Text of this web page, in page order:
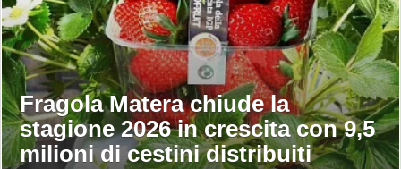
Fragola Matera chiude la
stagione 2026 in crescita con 9,5
milioni di cestini distribuiti